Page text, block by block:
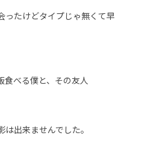
ったけどタイプじゃ無くて早
食べる僕と、その友人
出来ませんでした。